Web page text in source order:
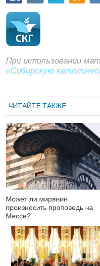
При использовании
«Сибирскую
ЧИТАЙТЕ ТАКЖЕ
Может ли мирянин
произносить проповедь на
Мессе?